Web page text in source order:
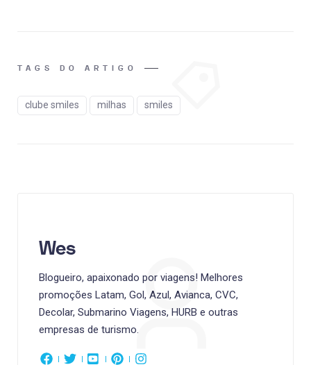
TAGS DO ARTIGO
clube smiles milhas smiles
Wes
Blogueiro, apaixonado por viagens! Melhores
promoções Latam, Gol, Azul, Avianca, CVC,
Decolar, Submarino Viagens, HURB e outras
empresas de turismo.